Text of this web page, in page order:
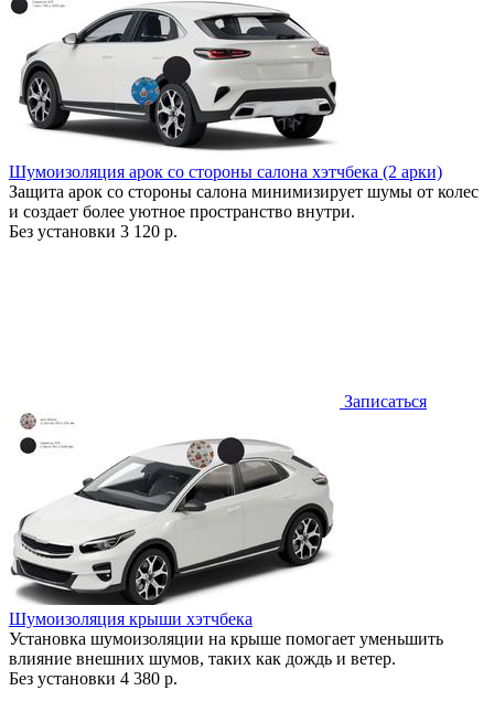
Шумоизоляция арок со стороны салона хэтчбека (2 арки)
Защита арок со стороны салона минимизирует шумы от колес
и создает более уютное пространство внутри.
Без установки 3 120 р.
Записаться
Шумоизоляция крыши хэтчбека
Установка шумоизоляции на крыше помогает уменьшить
влияние внешних шумов, таких как дождь и ветер.
Без установки 4 380 р.